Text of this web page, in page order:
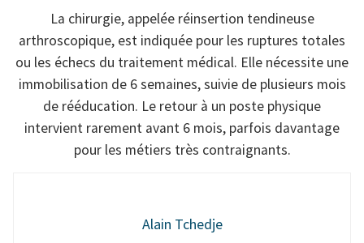
La chirurgie, appelée réinsertion tendineuse
arthroscopique, est indiquée pour les ruptures totales
ou les échecs du traitement médical. Elle nécessite une
immobilisation de 6 semaines, suivie de plusieurs mois
de rééducation. Le retour à un poste physique
intervient rarement avant 6 mois, parfois davantage
pour les métiers très contraignants.
Alain Tchedje